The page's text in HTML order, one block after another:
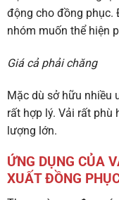
động cho đồng phục.
nhóm muốn thể hiện
Giá cả phải chăng
Mặc dù sở hữu nhiều
rất hợp lý. Vải rất phù
lượng lớn.
ỨNG DỤNG CỦA
XUẤT ĐỒNG